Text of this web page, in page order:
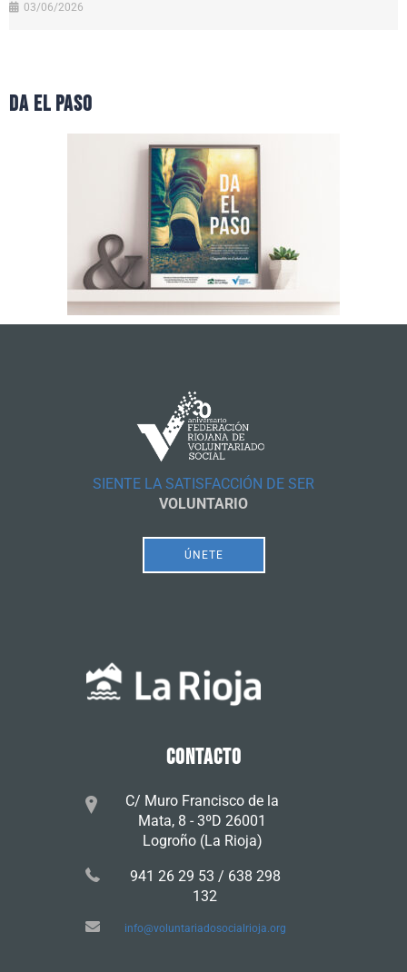
03/06/2026
da el paso
SIENTE LA SATISFACCIÓN DE SER
VOLUNTARIO
ÚNETE
CONTACTO
C/ Muro Francisco de la
Mata, 8 - 3ºD 26001
Logroño (La Rioja)
941 26 29 53 / 638 298
132
info@voluntariadosocialrioja.org